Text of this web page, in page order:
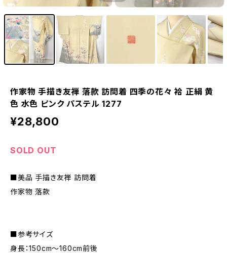
作家物 手描き友禅 落款 訪問着 四季の花々 袷 正絹 黄
色 水色 ピンク パステル 1277
¥28,800
SOLD OUT
■美品 手描き友禅 訪問着
作家物 落款
■参考サイズ
身長：150cm～160cm前後